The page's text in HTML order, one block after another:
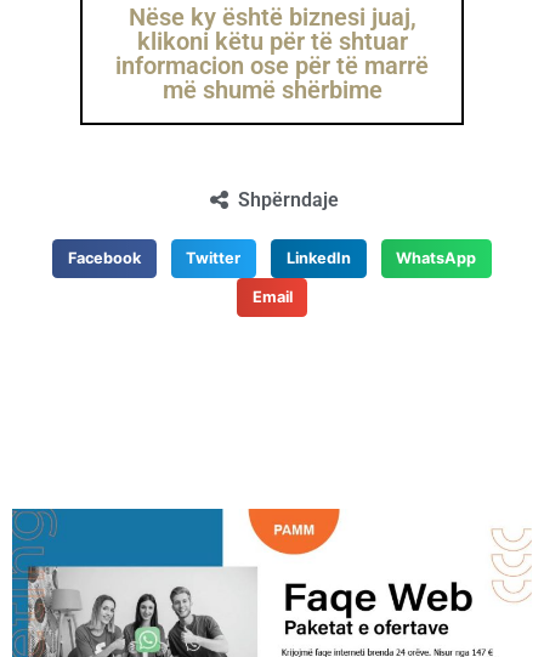
Nëse ky është biznesi juaj,
klikoni këtu për të shtuar
informacion ose për të marrë
më shumë shërbime
Shpërndaje
Facebook Twitter LinkedIn WhatsApp
Email